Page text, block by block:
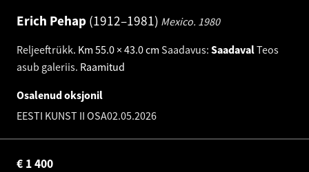
Erich Pehap 1912–1981 Mexico. 1980
Reljeeftrükk. Km 55.0 × 43.0 cm Saadavus: SaadavalTeos
asub galeriis. Raamitud
Osalenud oksjonil
EESTI KUNST II OSA02.05.2026
1 400
€